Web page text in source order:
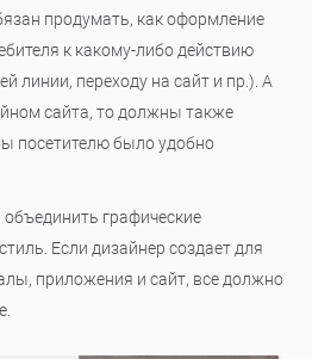
продумать, как оформление
к какому-либо действию
линии, переходу на сайт и пр.). А
сайта, то должны также
посетителю было удобно
графические
Если дизайнер создает для
приложения и сайт, все должно